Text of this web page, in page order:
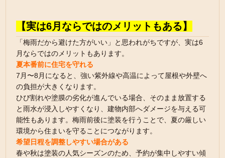
【実は6月ならではのメリットもある】
「梅雨だから避けた方がいい」と思われがちですが、実は6
月ならではのメリットもあります。
夏本番前に住宅を守れる
7月〜8月になると、強い紫外線や高温によって屋根や外壁へ
の負担が大きくなります。
ひび割れや塗膜の劣化が進んでいる場合、そのまま放置する
と雨水が浸入しやすくなり、建物内部へダメージを与える可
能性もあります。梅雨前後に塗装を行うことで、夏の厳しい
環境から住まいを守ることにつながります。
希望日程を調整しやすい場合がある
春や秋は塗装の人気シーズンのため、予約が集中しやすい傾